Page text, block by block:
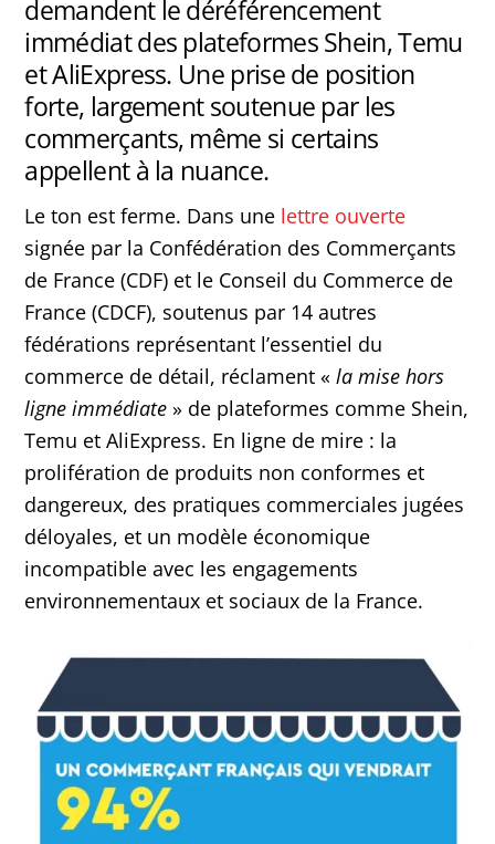
demandent le déréférencement
immédiat des plateformes Shein, Temu
et AliExpress. Une prise de position
forte, largement soutenue par les
commerçants, même si certains
appellent à la nuance.
Le ton est ferme. Dans une lettre ouverte
signée par la Confédération des Commerçants
de France (CDF) et le Conseil du Commerce de
France (CDCF), soutenus par 14 autres
fédérations représentant l’essentiel du
commerce de détail, réclament « la mise hors
ligne immédiate » de plateformes comme Shein,
Temu et AliExpress. En ligne de mire : la
prolifération de produits non conformes et
dangereux, des pratiques commerciales jugées
déloyales, et un modèle économique
incompatible avec les engagements
environnementaux et sociaux de la France.